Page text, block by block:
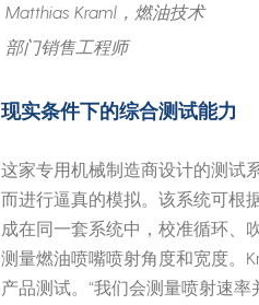
Matthias Kraml，燃油技术
部门销售工程师
现实条件下的综合测试能力
这家专用机械制造商设计的测试
而进行逼真的模拟。该系统可根
成在同一套系统中，校准循环、
测量燃油喷嘴喷射角度和宽度。
产品测试。“我们会测量喷射速